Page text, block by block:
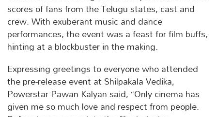
scores of fans from the Telugu states, cast and
crew. With exuberant music and dance
performances, the event was a feast for film buffs,
hinting at a blockbuster in the making.
Expressing greetings to everyone who attended
the pre-release event at Shilpakala Vedika,
Powerstar Pawan Kalyan said, “Only cinema has
given me so much love and respect from people.